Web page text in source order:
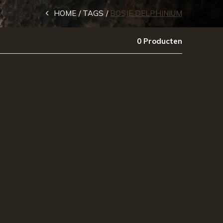
HOME TAGS BOSJE DELPHINIUM
0 Producten